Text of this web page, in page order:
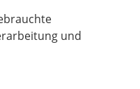
und